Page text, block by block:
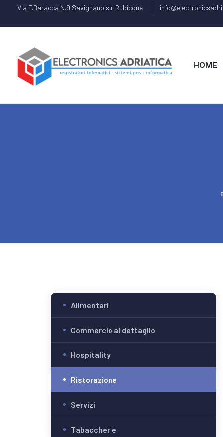
Via F.Baracca N.9 Savignano sul Rubicone
HOME
Alimentari
Commercio al dettaglio
Hospitality
Ristorazione
Servizi
Tabaccherie